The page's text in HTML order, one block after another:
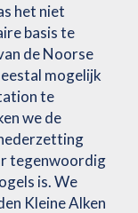
het niet
basis te
de Noorse
mogelijk
te
we de
tegenwoordig
is. We
Kleine Alken